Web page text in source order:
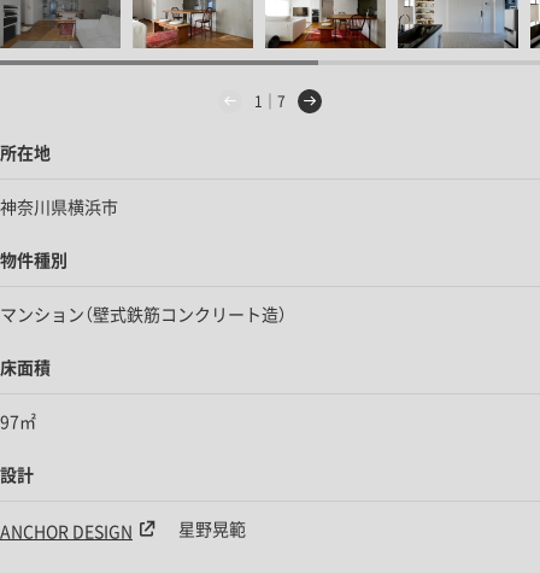
1｜7
所在地
神奈川県横浜市
物件種別
マンション（壁式鉄筋コンクリート造）
床面積
97㎡
設計
ANCHOR DESIGN 星野晃範